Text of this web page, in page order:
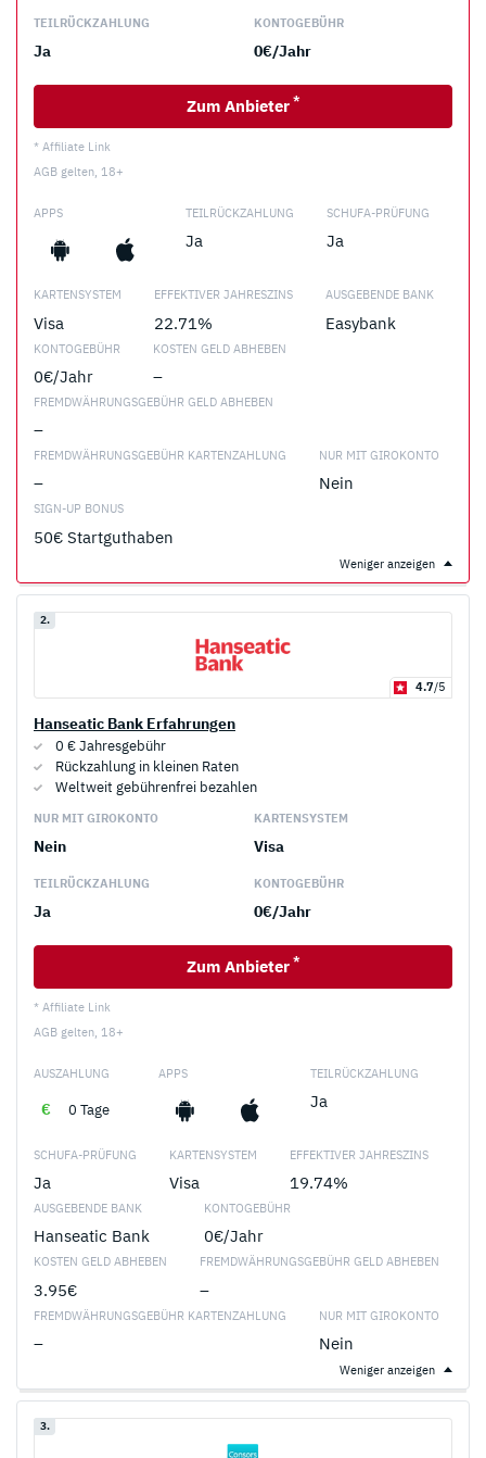
TEILRÜCKZAHLUNG
Ja
KONTOGEBÜHR
0€/Jahr
Zum Anbieter *
* Affiliate Link
AGB gelten, 18+
APPS TEILRÜCKZAHLUNG
Ja
SCHUFA-PRÜFUNG
Ja
KARTENSYSTEM
Visa
EFFEKTIVER JAHRESZINS
22.71%
AUSGEBENDE BANK
Easybank
KONTOGEBÜHR
0€/Jahr
KOSTEN GELD ABHEBEN
–
FREMDWÄHRUNGSGEBÜHR GELD ABHEBEN
–
FREMDWÄHRUNGSGEBÜHR KARTENZAHLUNG
–
NUR MIT GIROKONTO
Nein
SIGN-UP BONUS
50€ Startguthaben
Weniger anzeigen
2.
4.7/5
Hanseatic Bank Erfahrungen
0 € Jahresgebühr
Rückzahlung in kleinen Raten
Weltweit gebührenfrei bezahlen
NUR MIT GIROKONTO
Nein
KARTENSYSTEM
Visa
TEILRÜCKZAHLUNG
Ja
KONTOGEBÜHR
0€/Jahr
Zum Anbieter *
* Affiliate Link
AGB gelten, 18+
AUSZAHLUNG
0 Tage
APPS TEILRÜCKZAHLUNG
Ja
SCHUFA-PRÜFUNG
Ja
KARTENSYSTEM
Visa
EFFEKTIVER JAHRESZINS
19.74%
AUSGEBENDE BANK
Hanseatic Bank
KONTOGEBÜHR
0€/Jahr
KOSTEN GELD ABHEBEN
3.95€
FREMDWÄHRUNGSGEBÜHR GELD ABHEBEN
–
FREMDWÄHRUNGSGEBÜHR KARTENZAHLUNG
–
NUR MIT GIROKONTO
Nein
Weniger anzeigen
3.